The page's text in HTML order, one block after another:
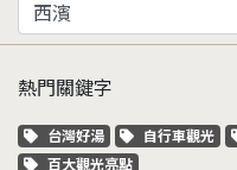
熱門關鍵字
關鍵字標籤
台灣好湯 關鍵字標籤
自行車觀光
關鍵字標籤
百大觀光亮點